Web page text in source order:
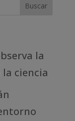
la
ciencia